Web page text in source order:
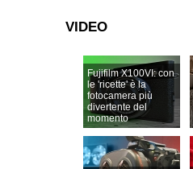
VIDEO
Fujifilm X100VI: con
le 'ricette' è la
fotocamera più
divertente del
momento